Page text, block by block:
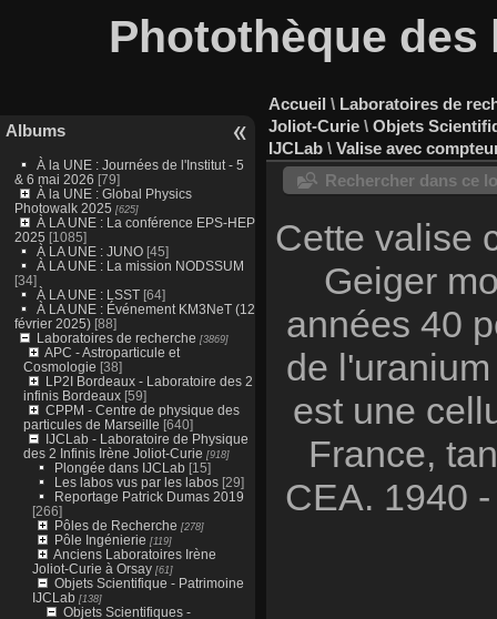
Photothèque des
Albums
À la UNE : Journées de l'Institut - 5
& 6 mai 2026 [79]
À la UNE : Global Physics
Photowalk 2025 [625]
À LA UNE : La conférence EPS-HEP
2025 [1085]
À LA UNE : JUNO [45]
À LA UNE : La mission NODSSUM
[34]
À LA UNE : LSST[64]
À LA UNE : Événement KM3NeT (12
février 2025)[88]
Laboratoires de recherche [3869]
APC - Astroparticule et
Cosmologie [38]
LP2I Bordeaux - Laboratoire des 2
infinis Bordeaux[59]
CPPM - Centre de physique des
particules de Marseille [640]
IJCLab - Laboratoire de Physique
des 2 Infinis Irène Joliot-Curie [918]
Plongée dans IJCLab[15]
Les labos vus par les labos[29]
Reportage Patrick Dumas 2019
[266]
Pôles de Recherche [278]
Pôle Ingénierie [119]
Anciens Laboratoires Irène
Joliot-Curie à Orsay[61]
Objets Scientifique - Patrimoine
IJCLab[138]
Objets Scientifiques -
Accueil \ Laboratoires de
Joliot-Curie \ Objets
IJCLab \ Valise avec
Rechercher dans ce
Cette valise
Geiger
années 40
de
est une
France,
CEA. 1940